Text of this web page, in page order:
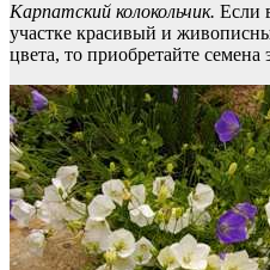
Карпатский колокольчик. Если
участке красивый и
цвета, то приобретайте семена